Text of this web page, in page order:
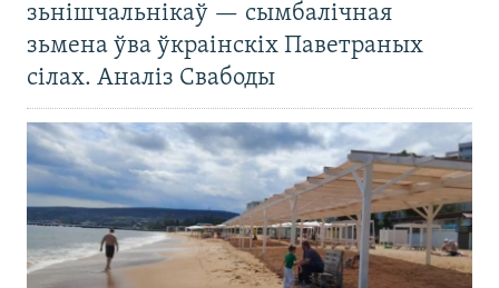
зьнішчальнікаў — сымбалічная
зьмена ўва ўкраінскіх Паветраных
сілах. Аналіз Свабоды